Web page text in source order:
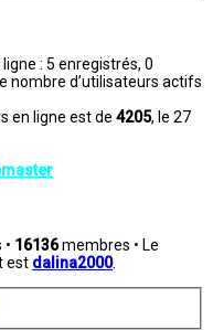
: 5 enregistrés, 0
nombre d’utilisateurs actifs
en ligne est de 4205, le 27
16136membres • Le
est dalina2000.